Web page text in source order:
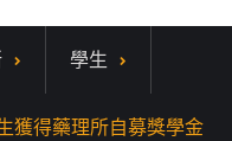
學生
獲得藥理所自募獎學金